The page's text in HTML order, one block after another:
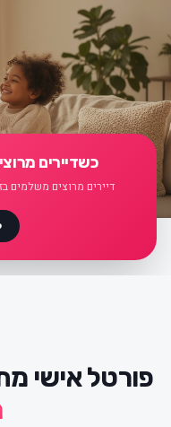
כשדיירים
דיירים מרוצים משלמים
פורטל אישי